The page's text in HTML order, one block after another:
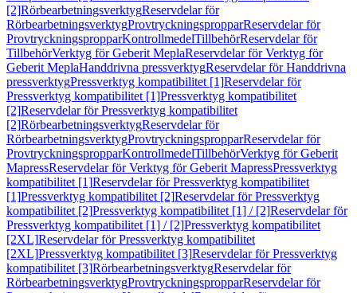
[2]RörbearbetningsverktygReservdelar för
RörbearbetningsverktygProvtryckningspropparReservdelar för
ProvtryckningspropparKontrollmedelTillbehörReservdelar för
TillbehörVerktyg för Geberit MeplaReservdelar för Verktyg för
Geberit MeplaHanddrivna pressverktygReservdelar för Handdrivna
pressverktygPressverktyg kompatibilitet [1]Reservdelar för
Pressverktyg kompatibilitet [1]Pressverktyg kompatibilitet
[2]Reservdelar för Pressverktyg kompatibilitet
[2]RörbearbetningsverktygReservdelar för
RörbearbetningsverktygProvtryckningspropparReservdelar för
ProvtryckningspropparKontrollmedelTillbehörVerktyg för Geberit
MapressReservdelar för Verktyg för Geberit MapressPressverktyg
kompatibilitet [1]Reservdelar för Pressverktyg kompatibilitet
[1]Pressverktyg kompatibilitet [2]Reservdelar för Pressverktyg
kompatibilitet [2]Pressverktyg kompatibilitet [1] / [2]Reservdelar för
Pressverktyg kompatibilitet [1] / [2]Pressverktyg kompatibilitet
[2XL]Reservdelar för Pressverktyg kompatibilitet
[2XL]Pressverktyg kompatibilitet [3]Reservdelar för Pressverktyg
kompatibilitet [3]RörbearbetningsverktygReservdelar för
RörbearbetningsverktygProvtryckningspropparReservdelar för